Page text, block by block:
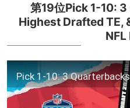
第19位Pick 1-10:
Highest Drafted TE,